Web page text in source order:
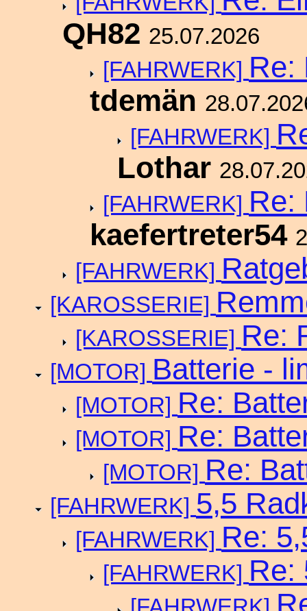
QH82 25.07.2026
[FAHRWERK] Re:
tdemän
[FAHRWERK]
Lothar
[FAHRWERK] Re:
kaefertreter54
[FAHRWERK]
[KAROSSERIE]
[KAROSSERIE] Re:
[MOTOR] Batterie -
[MOTOR] Re:
[MOTOR] Re:
[MOTOR] Re:
[FAHRWERK] 5,5
[FAHRWERK] Re:
[FAHRWERK] Re: